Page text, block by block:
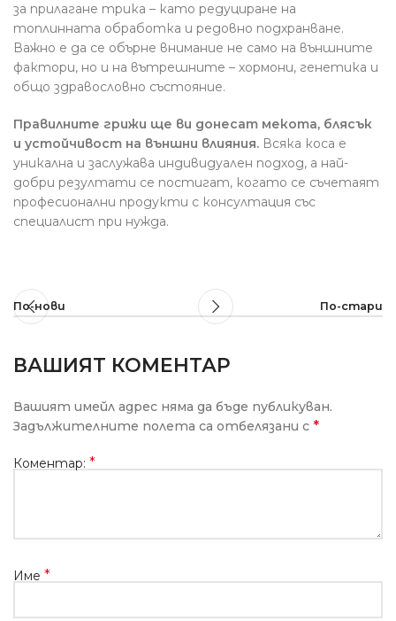
за прилагане трика – като редуциране на
топлинната обработка и редовно подхранване.
Важно е да се обърне внимание не само на външните
фактори, но и на вътрешните – хормони, генетика и
общо здравословно състояние.
Правилните грижи ще ви донесат мекота, блясък
и устойчивост на външни влияния. Всяка коса е
уникална и заслужава индивидуален подход, а най-
добри резултати се постигат, когато се съчетаят
професионални продукти с консултация със
специалист при нужда.
По-нови По-стари
ВАШИЯТ КОМЕНТАР
Вашият имейл адрес няма да бъде публикуван.
Задължителните полета са отбелязани с *
Коментар: *
Име *